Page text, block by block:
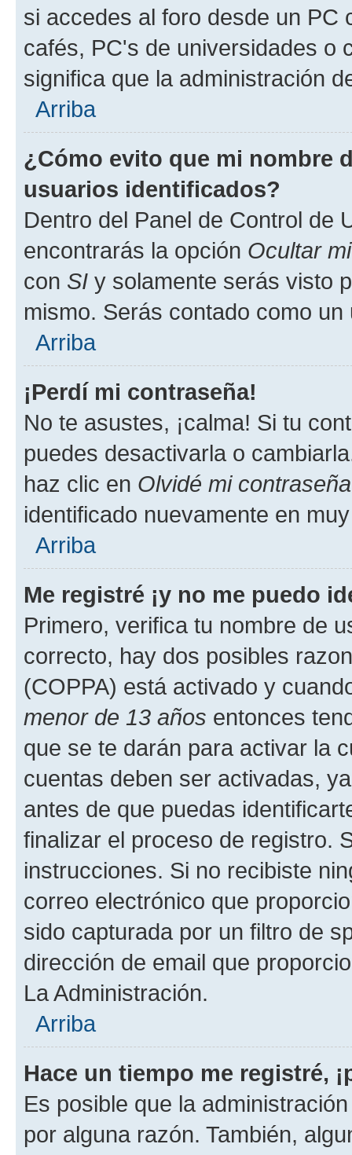
si accedes al foro desde un PC
cafés, PC's de universidades o
significa que la administración
Arriba
¿Cómo evito que mi nombre
usuarios identificados?
Dentro del Panel de Control de
encontrarás la opción Ocultar
con SI y solamente serás visto
mismo. Serás contado como un
Arriba
¡Perdí mi contraseña!
No te asustes, ¡calma! Si tu
puedes desactivarla o
haz clic en Olvidé mi contraseña
identificado nuevamente en
Arriba
Me registré ¡y no me puedo
Primero, verifica tu nombre de
correcto, hay dos posibles
(COPPA) está activado y
menor de 13 años entonces
que se te darán para activar la
cuentas deben ser activadas,
antes de que puedas
finalizar el proceso de registro.
instrucciones. Si no recibiste
correo electrónico que
sido capturada por un filtro de
dirección de email que
La Administración.
Arriba
Hace un tiempo me registré,
Es posible que la
por alguna razón. También,